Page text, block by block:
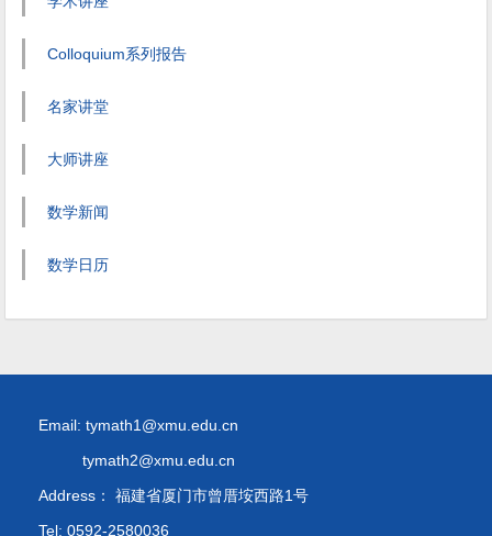
Colloquium系列报告
名家讲堂
大师讲座
数学新闻
数学日历
Email: tymath1@xmu.edu.cn
tymath2@xmu.edu.cn
Address： 福建省厦门市曾厝垵西路1号
Tel: 0592-2580036